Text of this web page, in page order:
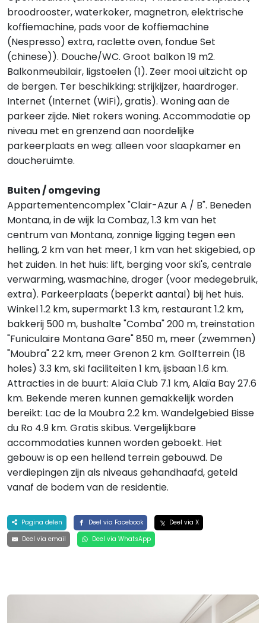
broodrooster, waterkoker, magnetron, elektrische
koffiemachine, pads voor de koffiemachine
(Nespresso) extra, raclette oven, fondue Set
(chinese)). Douche/WC. Groot balkon 19 m2.
Balkonmeubilair, ligstoelen (1). Zeer mooi uitzicht op
de bergen. Ter beschikking: strijkijzer, haardroger.
Internet (Internet (WiFi), gratis). Woning aan de
parkeer zijde. Niet rokers woning. Accommodatie op
niveau met en grenzend aan noordelijke
parkeerplaats en weg: alleen voor slaapkamer en
doucheruimte.
Buiten / omgeving
Appartementencomplex "Clair-Azur A / B". Beneden
Montana, in de wijk la Combaz, 1.3 km van het
centrum van Montana, zonnige ligging tegen een
helling, 2 km van het meer, 1 km van het skigebied, op
het zuiden. In het huis: lift, berging voor ski's, centrale
verwarming, wasmachine, droger (voor medegebruik,
extra). Parkeerplaats (beperkt aantal) bij het huis.
Winkel 1.2 km, supermarkt 1.3 km, restaurant 1.2 km,
bakkerij 500 m, bushalte "Comba" 200 m, treinstation
"Funiculaire Montana Gare" 850 m, meer (zwemmen)
"Moubra" 2.2 km, meer Grenon 2 km. Golfterrein (18
holes) 3.3 km, ski faciliteiten 1 km, ijsbaan 1.6 km.
Attracties in de buurt: Alaïa Club 7.1 km, Alaïa Bay 27.6
km. Bekende meren kunnen gemakkelijk worden
bereikt: Lac de la Moubra 2.2 km. Wandelgebied Bisse
du Ro 4.9 km. Gratis skibus. Vergelijkbare
accommodaties kunnen worden geboekt. Het
gebouw is op een hellend terrein gebouwd. De
verdiepingen zijn als niveaus gehandhaafd, geteld
vanaf de bodem van de residentie.
Pagina delen Deel via Facebook
Deel via X
Deel via email
Deel via WhatsApp